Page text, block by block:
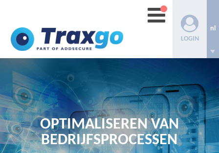
LOGIN
nl
OPTIMALISEREN VAN
BEDRIJFSPROCESSEN